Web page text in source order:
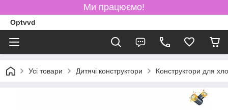
Ми працюємо!
Optvvd
Усі товари Дитячі конструктори Конструктори для